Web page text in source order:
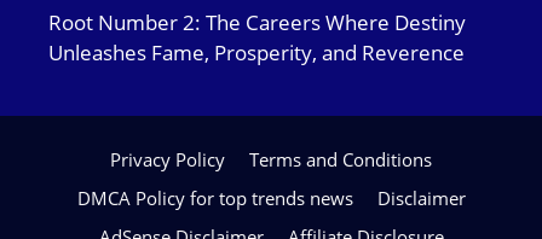
Root Number 2: The Careers Where Destiny
Unleashes Fame, Prosperity, and Reverence
Privacy Policy
Terms and Conditions
DMCA Policy for top trends news
Disclaimer